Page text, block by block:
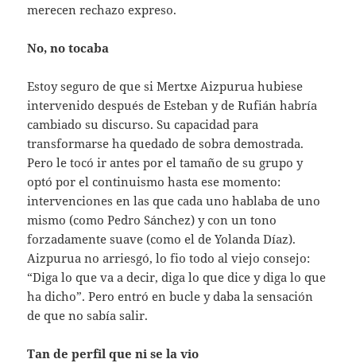
merecen rechazo expreso.
No, no tocaba
Estoy seguro de que si Mertxe Aizpurua hubiese
intervenido después de Esteban y de Rufián habría
cambiado su discurso. Su capacidad para
transformarse ha quedado de sobra demostrada.
Pero le tocó ir antes por el tamaño de su grupo y
optó por el continuismo hasta ese momento:
intervenciones en las que cada uno hablaba de uno
mismo (como Pedro Sánchez) y con un tono
forzadamente suave (como el de Yolanda Díaz).
Aizpurua no arriesgó, lo fio todo al viejo consejo:
“Diga lo que va a decir, diga lo que dice y diga lo que
ha dicho”. Pero entró en bucle y daba la sensación
de que no sabía salir.
Tan de perfil que ni se la vio